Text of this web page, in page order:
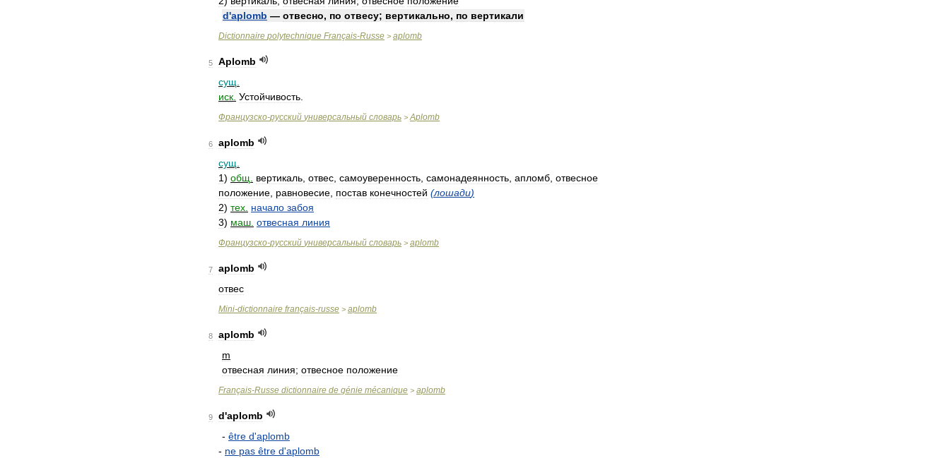
d'aplomb — отвесно, по отвесу; вертикально, по вертикали
Dictionnaire polytechnique Français-Russe > aplomb
5
Aplomb
сущ
иск Устойчивость
Французско-русский универсальный словарь > Aplomb
6
aplomb
сущ
1) общ вертикаль отвес самоуверенность самонадеянность апломб отвесное
положение равновесие постав конечностей (лошади)
2) тех начало забоя
3) маш отвесная линия
Французско-русский универсальный словарь > aplomb
7
aplomb
отвес
Mini-dictionnaire français-russe > aplomb
8
aplomb
m
отвесная линия; отвесное положение
Français-Russe dictionnaire de génie mécanique > aplomb
9 d'aplomb
- être d'aplomb
- ne pas être d'aplomb